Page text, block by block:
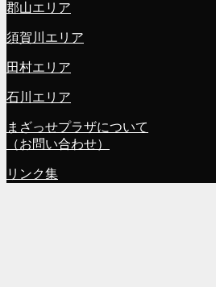
郡山エリア
須賀川エリア
田村エリア
石川エリア
まざっせプラザについて
（お問い合わせ）
リンク集